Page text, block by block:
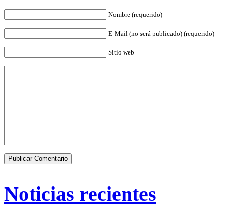
Nombre (requerido)
E-Mail (no será publicado) (requerido)
Sitio web
Noticias recientes